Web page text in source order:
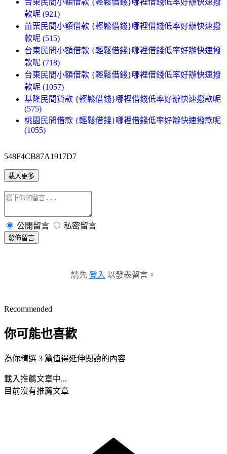
款呢 (921)
苗栗民間小額借款 {輕鬆借錢}哪裡借錢低率好辦快速撥
款呢 (515)
台東民間小額借款 {輕鬆借錢}哪裡借錢低率好辦快速撥
款呢 (718)
台東民間小額借款 {輕鬆借錢}哪裡借錢低率好辦快速撥
款呢 (1057)
基隆民間貸款 {輕鬆借錢}哪裡借錢低率好辦快速撥款呢
(575)
桃園民間借款 {輕鬆借錢}哪裡借錢低率好辦快速撥款呢
(1055)
548F4CB87A1917D7
載入更多
公開留言 私密留言
發佈留言
請先 登入 以發表留言。
Recommended
你可能也喜歡
為你精選 3 篇值得延伸閱讀的內容
載入推薦文章中...
目前沒有推薦文章